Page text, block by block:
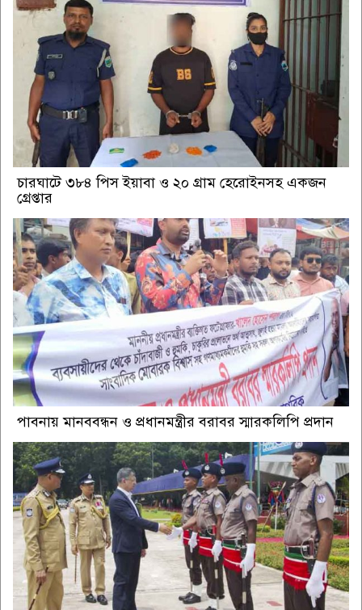
চারঘাটে ৩৮৪ পিস ইয়াবা ও ২০ গ্রাম হেরোইনসহ একজন
গ্রেপ্তার
পাবনায় মানববন্ধন ও প্রধানমন্ত্রীর বরাবর স্মারকলিপি প্রদান